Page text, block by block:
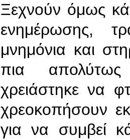
Ξεχνούν όμως
ενημέρωσης,
μνημόνια και
πια
χρειάστηκε να
χρεοκοπήσουν
για να συμβεί